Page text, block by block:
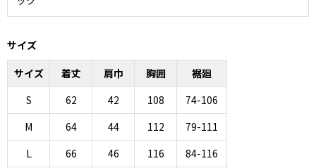
サイズ
サイズ
着丈 肩巾 胸囲
裾廻
S
62 42 108
74-106
M
64 44 112
79-111
L
66 46 116
84-116